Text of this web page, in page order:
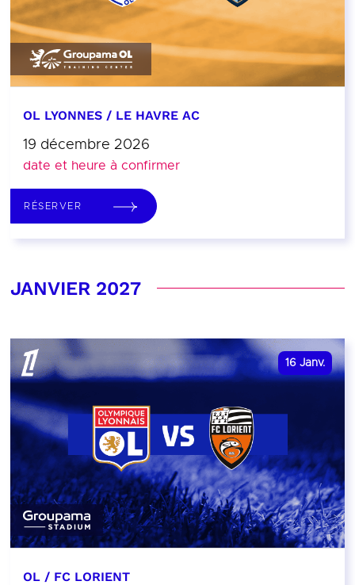
OL LYONNES / LE HAVRE AC
19 décembre 2026
date et heure à confirmer
RÉSERVER
JANVIER 2027
16 Janv.
OL / FC LORIENT